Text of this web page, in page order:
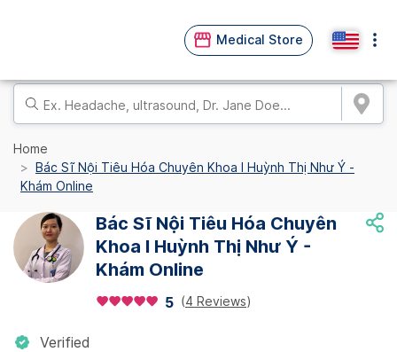
Medical Store
Home
Bác Sĩ Nội Tiêu Hóa Chuyên Khoa I Huỳnh Thị Như Ý -
Khám Online
Bác Sĩ Nội Tiêu Hóa Chuyên
Khoa I Huỳnh Thị Như Ý -
Khám Online
5 (4 Reviews)
Verified